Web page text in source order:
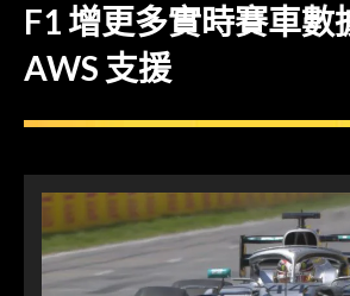
F1 增更多實時賽車
AWS 支援